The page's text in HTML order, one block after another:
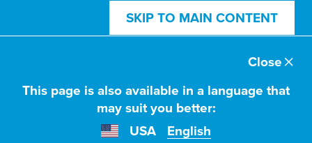
SKIP TO MAIN CONTENT
This page is also available in a language that
may suit you better:
USA
English
Close